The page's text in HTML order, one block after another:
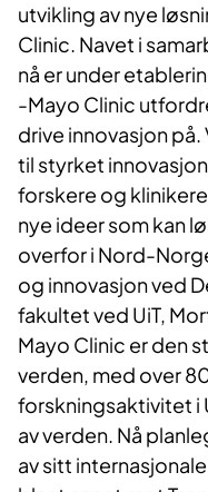
utvikling av nye
Clinic. Navet i
nå er under
-Mayo Clinic
drive innovasjon
til styrket
forskere og
nye ideer som kan
overfor i Nord-
og innovasjon ved
fakultet ved UiT,
Mayo Clinic er den
verden, med over
forskningsaktivitet i
av verden. Nå
av sitt